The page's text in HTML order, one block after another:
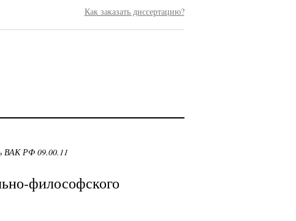
Как заказать диссертацию?
ВАК РФ 09.00.11
философского